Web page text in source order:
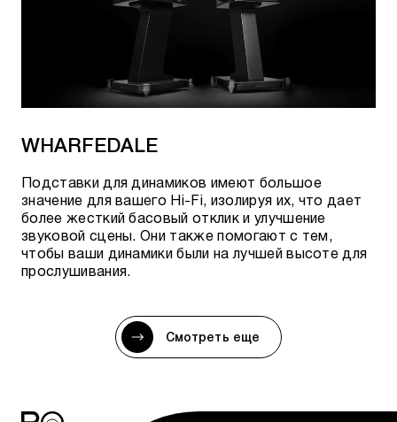
WHARFEDALE
Подставки для динамиков имеют большое
значение для вашего Hi-Fi, изолируя их, что дает
более жесткий басовый отклик и улучшение
звуковой сцены. Они также помогают с тем,
чтобы ваши динамики были на лучшей высоте для
прослушивания.
Смотреть еще